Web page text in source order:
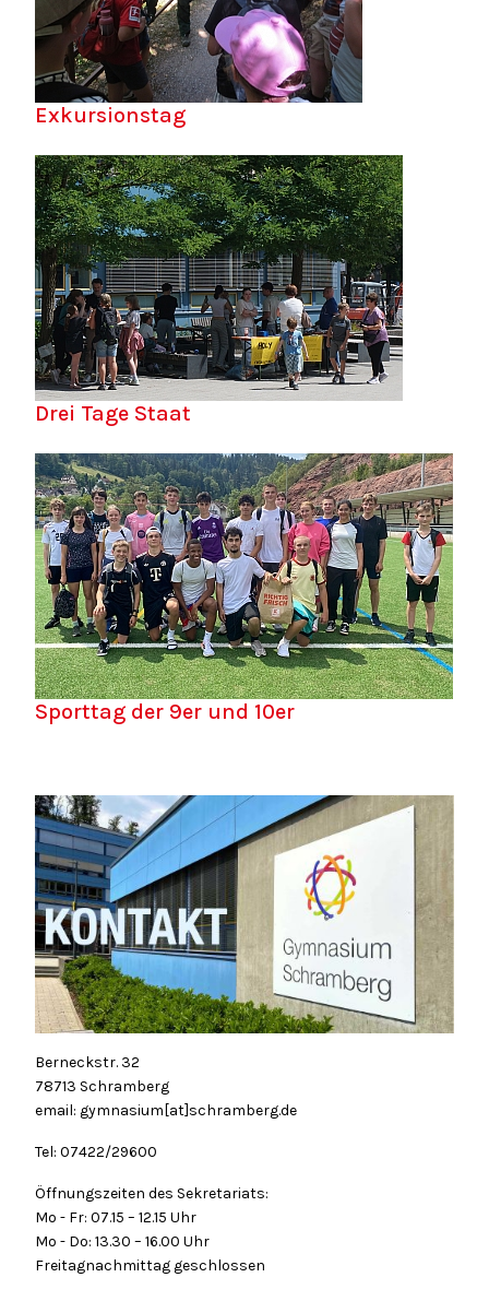
Exkursionstag
Drei Tage Staat
Sporttag der 9er und 10er
Berneckstr. 32
78713 Schramberg
email: gymnasium[at]schramberg.de
Tel: 07422/29600
Öffnungszeiten des Sekretariats:
Mo - Fr: 07.15 – 12.15 Uhr
Mo - Do: 13.30 – 16.00 Uhr
Freitagnachmittag geschlossen